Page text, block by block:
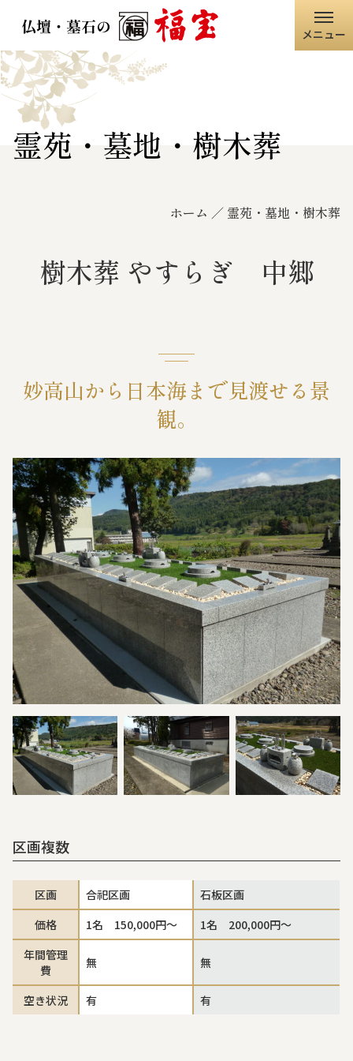
メニュー
福宝グループ
仏壇・仏具
墓石・石碑
寺院・神社
霊苑・墓地・樹木葬
採用情報
霊苑・墓地・樹木葬
ホーム 霊苑・墓地・樹木葬
樹木葬 やすらぎ 中郷
妙高山から日本海まで見渡せる景
観。
区画複数
区画 合祀区画
石板区画
価格
1名 150,000円～
1名 200,000円～
年間管理
費
無 無
空き状況 有 有